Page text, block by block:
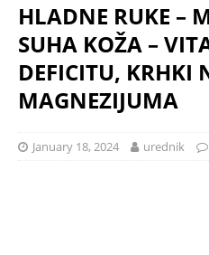
HLADNE RUKE –
SUHA KOŽA –
DEFICITU, KRHKI
MAGNEZIJUMA
January 18, 2024 urednik